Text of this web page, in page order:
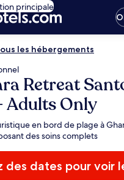
principale
les hébergements
Retreat
Adults Only
en bord de plage à
des soins complets
des dates pour voir